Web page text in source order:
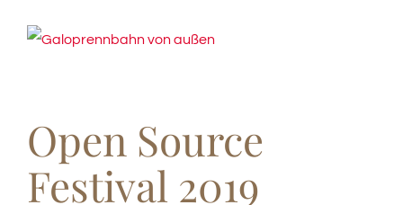
View
Open Source
Festival 2019